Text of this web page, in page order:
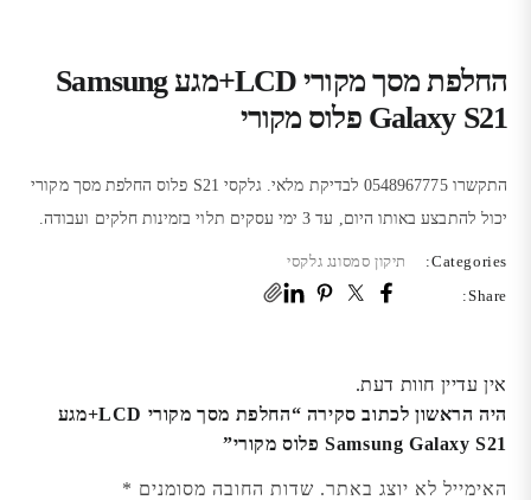
החלפת מסך מקורי LCD+מגע Samsung
Galaxy S21 פלוס מקורי
התקשרו 0548967775 לבדיקת מלאי. גלקסי S21 פלוס החלפת מסך מקורי
יכול להתבצע באותו היום, עד 3 ימי עסקים תלוי בזמינות חלקים ועבודה.
Categories:
תיקון סמסונג גלקסי
Share:
אין עדיין חוות דעת.
היה הראשון לכתוב סקירה “החלפת מסך מקורי LCD+מגע
Samsung Galaxy S21 פלוס מקורי”
האימייל לא יוצג באתר. שדות החובה מסומנים *
אינץ’ ובעוצמה של 20W עם
מיקרופון אלחוטי